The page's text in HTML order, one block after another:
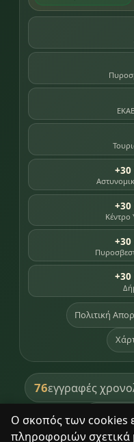
Ο σκοπός των cookies
πληροφοριών σχετικά
+30
+30
Κέντρο
+30
+30
Πολιτική
76εγγραφές
391